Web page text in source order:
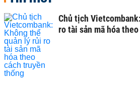
Chủ tịch
ro tài sản mã hóa